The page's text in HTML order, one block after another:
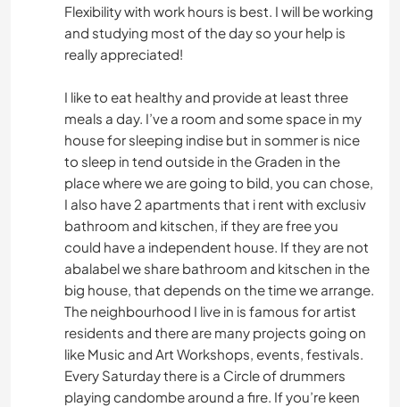
Flexibility with work hours is best. I will be working
and studying most of the day so your help is
really appreciated!
I like to eat healthy and provide at least three
meals a day. I’ve a room and some space in my
house for sleeping indise but in sommer is nice
to sleep in tend outside in the Graden in the
place where we are going to bild, you can chose,
I also have 2 apartments that i rent with exclusiv
bathroom and kitschen, if they are free you
could have a independent house. If they are not
abalabel we share bathroom and kitschen in the
big house, that depends on the time we arrange.
The neighbourhood I live in is famous for artist
residents and there are many projects going on
like Music and Art Workshops, events, festivals.
Every Saturday there is a Circle of drummers
playing candombe around a fire. If you’re keen